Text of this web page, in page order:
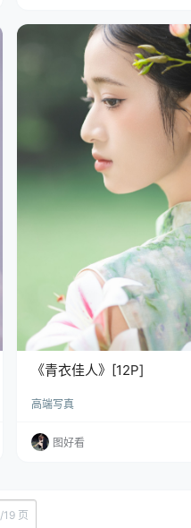
《青衣佳人》[12P]
高端写真
图好看
/19 页